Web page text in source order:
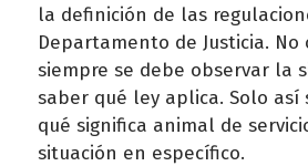
la definición de las
Departamento de Justicia.
siempre se debe observar la
saber qué ley aplica. Solo así
qué significa animal de
situación en específico.